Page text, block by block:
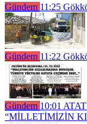
Gündem 11:25
Gündem 11:22
Gündem 10:01
“MİLLETİMİZİN